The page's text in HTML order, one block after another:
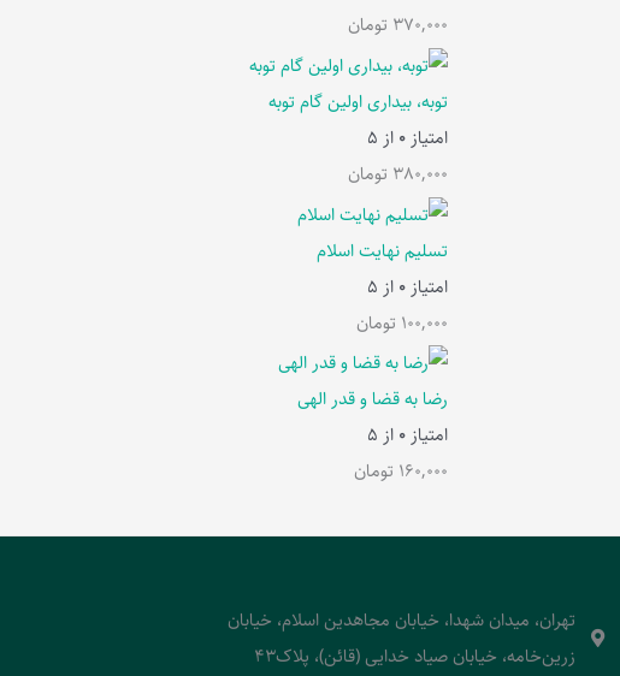
370,000 تومان
توبه، بیداری اولین گام توبه
امتیاز 0 از 5
380,000 تومان
تسلیم نهایت اسلام
امتیاز 0 از 5
100,000 تومان
رضا به قضا و قدر الهی
امتیاز 0 از 5
160,000 تومان
تهران، میدان شهدا، خیابان مجاهدین اسلام، خیابان
زرین‌خامه، خیابان صیاد خدایی (قائن)، پلاک43